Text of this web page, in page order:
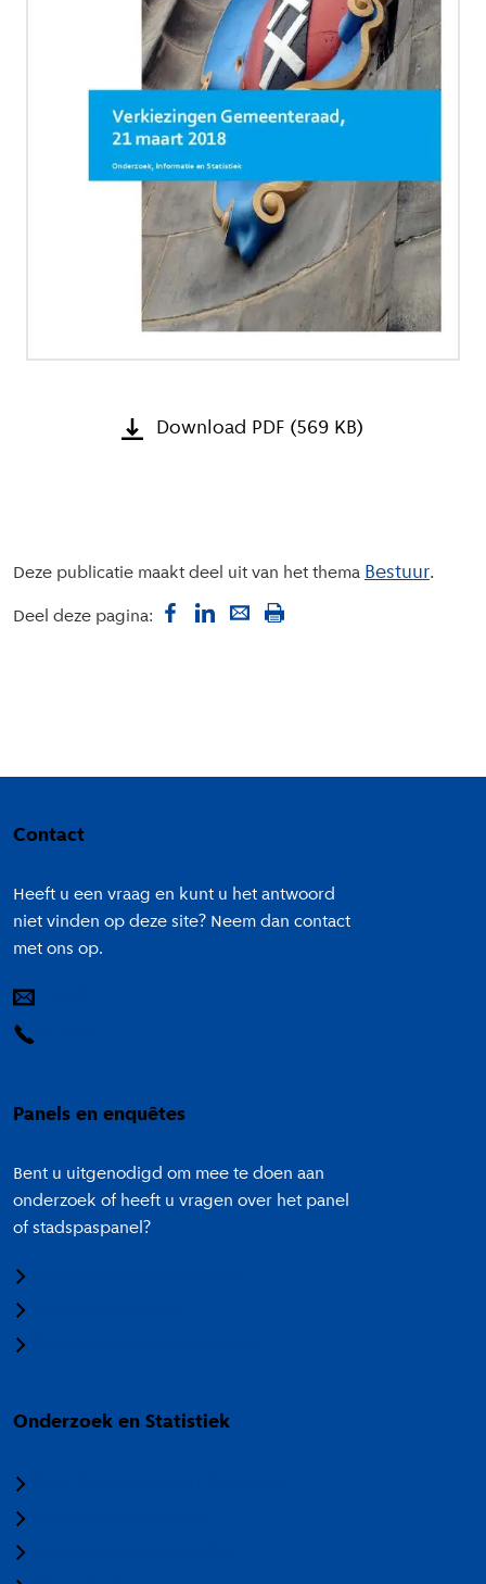
Download PDF (569 KB)
Deze publicatie maakt deel uit van het thema Bestuur
Deel deze pagina:
Contact
Heeft u een vraag en kunt u het antwoord
niet vinden op deze site? Neem dan contact
met ons op.
Panels en enquêtes
Bent u uitgenodigd om mee te doen aan
onderzoek of heeft u vragen over het panel
of stadspaspanel?
Onderzoek en Statistiek